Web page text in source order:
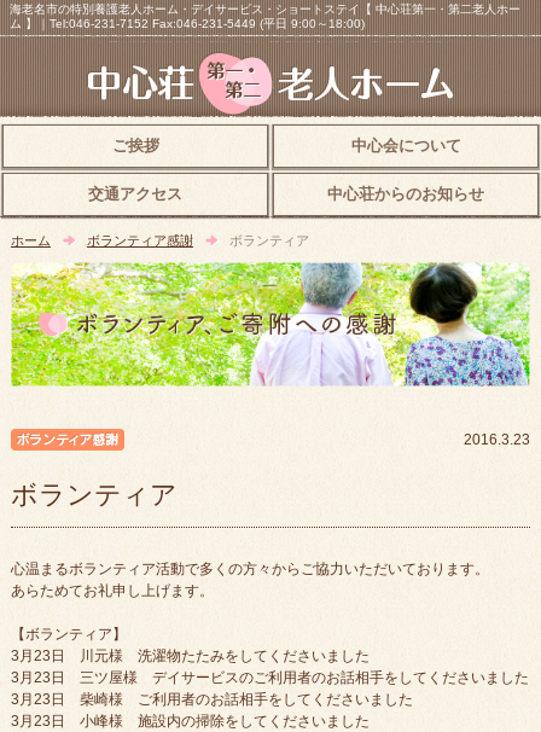
海老名市の特別養護老人ホーム・デイサービス・ショートステイ【 中心荘第一・第二老人ホー
ム 】｜Tel:046-231-7152 Fax:046-231-5449 (平日 9:00～18:00)
ご挨拶 中心会について
交通アクセス 中心荘からのお知らせ
ホーム ボランティア感謝 ボランティア
2016.3.23
ボランティア
心温まるボランティア活動で多くの方々からご協力いただいております。
あらためてお礼申し上げます。
【ボランティア】
3月23日 川元様 洗濯物たたみをしてくださいました
3月23日 三ツ屋様 デイサービスのご利用者のお話相手をしてくださいました
3月23日 柴崎様 ご利用者のお話相手をしてくださいました
3月23日 小峰様 施設内の掃除をしてくださいました